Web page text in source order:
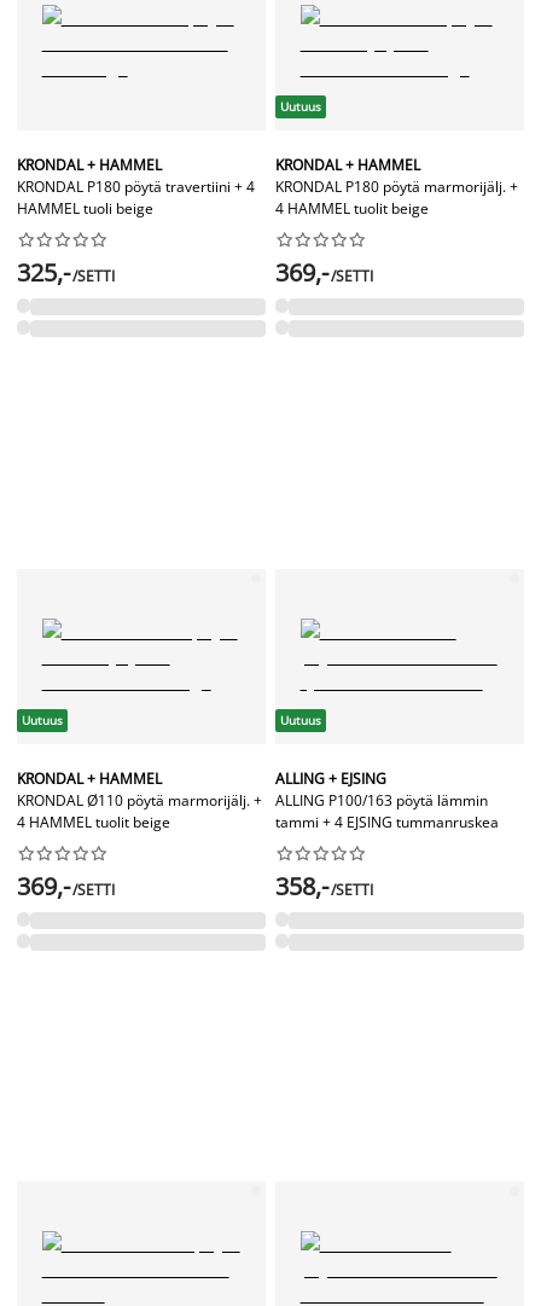
KRONDAL + HAMMEL
KRONDAL P180 pöytä travertiini + 4
HAMMEL tuoli beige






325,-/SETTI
Uutuus
KRONDAL + HAMMEL
KRONDAL P180 pöytä marmorijälj. +
4 HAMMEL tuolit beige






369,-/SETTI
Uutuus
KRONDAL + HAMMEL
KRONDAL Ø110 pöytä marmorijälj. +
4 HAMMEL tuolit beige






369,-/SETTI
Uutuus
ALLING + EJSING
ALLING P100/163 pöytä lämmin
tammi + 4 EJSING tummanruskea






358,-/SETTI